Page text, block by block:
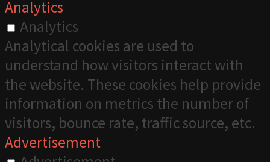
Analytics
Analytics
Analytical cookies are used to
understand how visitors interact with
the website. These cookies help provide
information on metrics the number of
visitors, bounce rate, traffic source, etc.
Advertisement